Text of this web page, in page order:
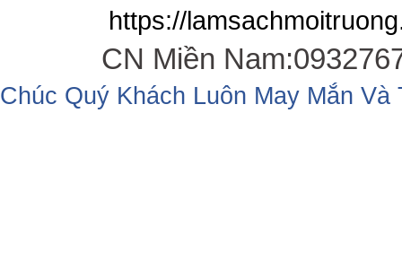
https://
CN Miền
Chúc Quý Khách Luôn May Mắn Và